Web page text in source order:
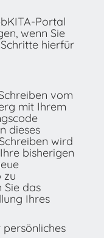
Portal
wenn Sie
hierfür
vom
mit Ihrem
dieses
wird
bisherigen
zu
Sie das
Ihres
persönliches